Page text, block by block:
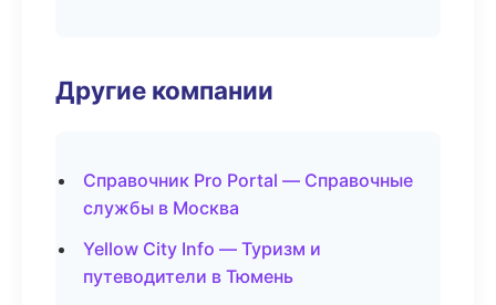
Другие компании
Справочник Pro Portal — Справочные
службы в Москва
Yellow City Info — Туризм и
путеводители в Тюмень